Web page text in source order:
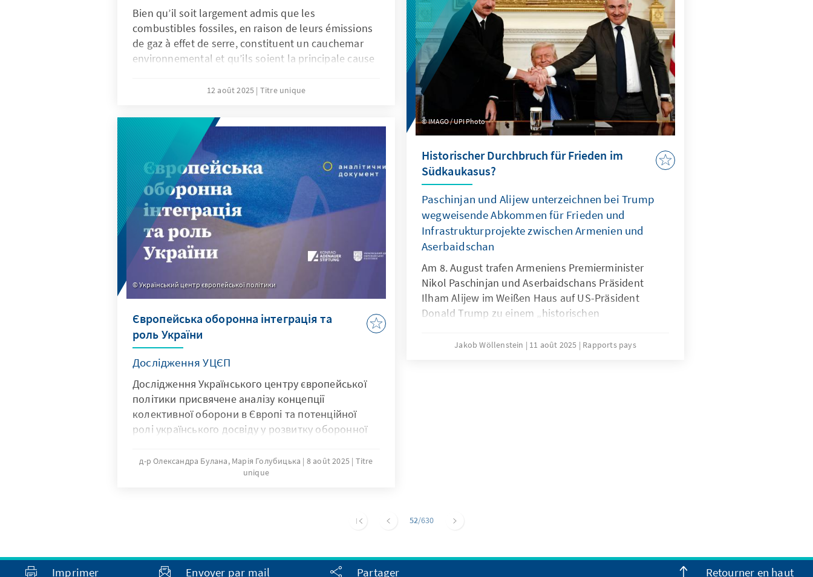
Bien qu’il soit largement admis que les
combustibles fossiles, en raison de leurs émissions
de gaz à effet de serre, constituent un cauchemar
environnemental et qu’ils soient la principale cause
dégradation des conditions climatiques, leur
difficulté réside dans l’intégration des combustibles
fossiles dans l’industrie et les modes de vie
modernes, en particulier dans les pays
industrialisés. De même, la dépendance
économique et industrielle au charbon, au pétrole
et au gaz pour l’énergie et les recettes publiques
dans de nombreux pays en développement
complique considérablement la transition vers des
sources d’énergie plus propres, telle qu’envisagée
lors des COP et via les CDN.
12 août 2025 Titre unique
IMAGO / UPI Photo
Historischer Durchbruch für Frieden im
Südkaukasus?
Paschinjan und Alijew unterzeichnen bei Trump
wegweisende Abkommen für Frieden und
Infrastrukturprojekte zwischen Armenien und
Aserbaidschan
Am 8. August trafen Armeniens Premierminister
Nikol Paschinjan und Aserbaidschans Präsident
Ilham Alijew im Weißen Haus auf US-Präsident
Donald Trump zu einem „historischen
dauerhaften Verzicht auf Krieg, bestätigten 17
Handelschancen, aber auch Risiken durch den Bruch
Aserbaidschan gewinnt eine direkte Landverbindung
Jakob Wöllenstein 11 août 2025 Rapports pays
Український центр європейської політики
Європейська оборонна інтеграція та
роль України
Дослідження УЦЄП
Дослідження Українського центру європейської
політики присвячене аналізу концепції
колективної оборони в Європі та потенційної
ролі українського досвіду у розвитку оборонної
д-р Олександра Булана, Марія Голубицька 8 août 2025 Titre
unique
52/630
Imprimer Envoyer par mail Partager Retourner en haut